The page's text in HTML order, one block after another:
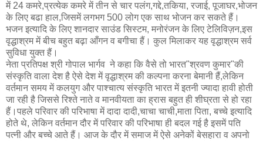
में 24 कमरे,प्रत्येक कमरे में तीन से चार पलंग,गद्दे,तकिया, रजाई, पूजाघर,भोजन
के लिए बढा हाल,जिसमें लगभग 500 लोग एक साथ भोजन कर सकते हैं।
भजन इत्यादि के लिए शानदार साउंड सिस्टम, मनोरंजन के लिए टेलिविज़न,इस
वृद्धाश्रम में बीच बहुत बढ़ा आँगन व बगीचा हैं। कुल मिलाकर यह वृद्धाश्रम सर्व
सुविधा युक्त हैं।
नेता प्रतिपक्ष श्री गोपाल भार्गव ने कहा कि वैसे तो भारत"श्रवण कुमार"की
संस्कृति वाला देश है ऐसे देश में वृद्धाश्रम की कल्पना करना बेमानी हैं,लेकिन
वर्तमान समय में कलयुग और पाश्चात्य संस्कृति भारत में इतनी ज्यादा हावी होती
जा रही है जिससे रिश्ते नाते व मानवीयता का ह्रास बहुत ही शीघ्रता से हो रहा
हैं।पहले परिवार की परिभाषा में दादा दादी,चाचा चाची,माता पिता, बच्चे इत्यादि
होते थे, लेकिन वर्तमान दौर में परिवार की परिभाषा ही बदल गई है इसमें पति
पत्नी और बच्चे आते हैं। आज के दौर में समाज में ऐसे अनेकों बेसहारा व अपनो